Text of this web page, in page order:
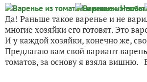
Да! Раньше такое варенье и не
многие хозяйки его готовят. Это
И у каждой хозяйки, конечно же,
Предлагаю вам свой вариант
томатов, за основу я взяла вишню.